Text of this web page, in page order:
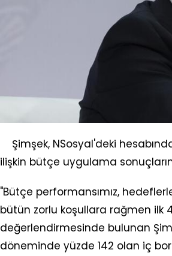
Şimşek, NSosyal'deki
ilişkin bütçe uygulama
"Bütçe performansımız,
bütün zorlu koşullara rağmen ilk
değerlendirmesinde bulunan
döneminde yüzde 142 olan iç